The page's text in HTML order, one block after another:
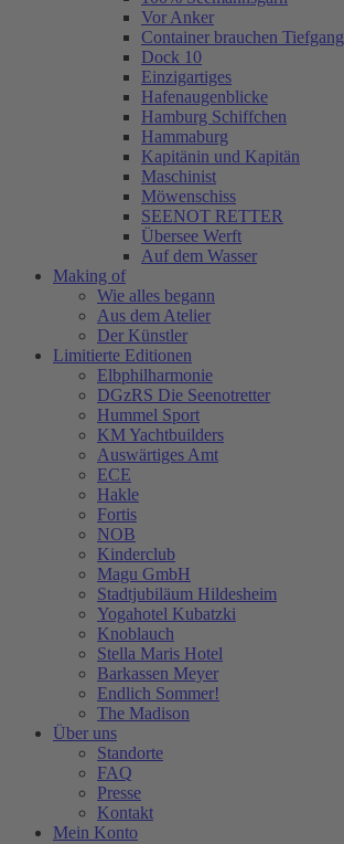
Vor Anker
Container brauchen Tiefgang
Dock 10
Einzigartiges
Hafenaugen­blicke
Hamburg Schiffchen
Hammaburg
Kapitänin und Kapitän
Maschinist
Möwenschiss
SEENOT RETTER
Übersee Werft
Auf dem Wasser
Making of
Wie alles begann
Aus dem Atelier
Der Künstler
Limitierte Editionen
Elbphilharmonie
DGzRS Die Seenotretter
Hummel Sport
KM Yachtbuilders
Auswärtiges Amt
ECE
Hakle
Fortis
NOB
Kinderclub
Magu GmbH
Stadtjubiläum Hildesheim
Yogahotel Kubatzki
Knoblauch
Stella Maris Hotel
Barkassen Meyer
Endlich Sommer!
The Madison
Über uns
Standorte
FAQ
Presse
Kontakt
Mein Konto